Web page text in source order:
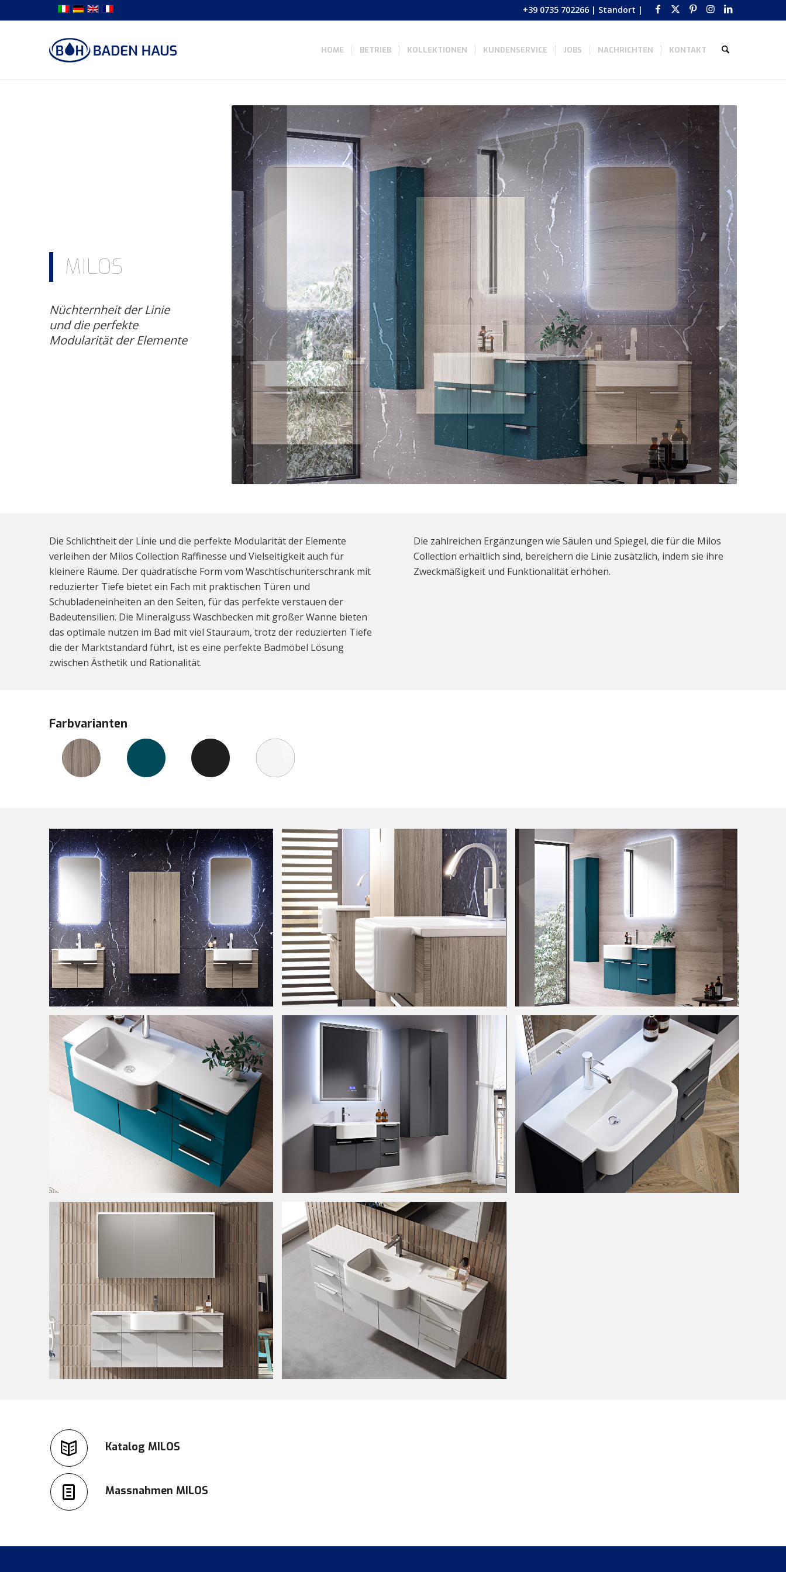
+39 0735 702266 | Standort |
HOME BETRIEB KOLLEKTIONEN KUNDENSERVICE JOBS NACHRICHTEN KONTAKT
MILOS
Nüchternheit der Linie
und die perfekte
Modularität der Elemente
Die Schlichtheit der Linie und die perfekte Modularität der Elemente
verleihen der Milos Collection Raffinesse und Vielseitigkeit auch für
kleinere Räume. Der quadratische Form vom Waschtischunterschrank mit
reduzierter Tiefe bietet ein Fach mit praktischen Türen und
Schubladeneinheiten an den Seiten, für das perfekte verstauen der
Badeutensilien. Die Mineralguss Waschbecken mit großer Wanne bieten
das optimale nutzen im Bad mit viel Stauraum, trotz der reduzierten Tiefe
die der Marktstandard führt, ist es eine perfekte Badmöbel Lösung
zwischen Ästhetik und Rationalität.
Die zahlreichen Ergänzungen wie Säulen und Spiegel, die für die Milos
Collection erhältlich sind, bereichern die Linie zusätzlich, indem sie ihre
Zweckmäßigkeit und Funktionalität erhöhen.
Farbvarianten
Katalog MILOS
Massnahmen MILOS